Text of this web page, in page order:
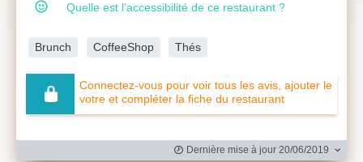
Quelle est l'accessibilité de ce restaurant ?
Brunch CoffeeShop Thés
Connectez-vous pour voir tous les avis, ajouter le
votre et compléter la fiche du restaurant
Dernière mise à jour 20/06/2019